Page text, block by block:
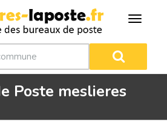
Poste meslieres